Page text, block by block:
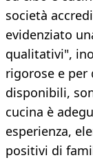
società
evidenziato
qualitativi",
rigorose e
disponibili,
cucina è
esperienza,
positivi di